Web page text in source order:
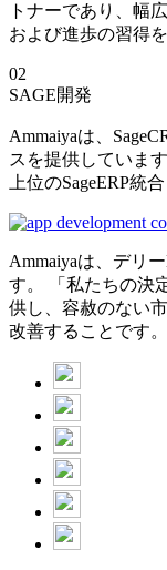
トナーであり、幅
および進歩の習得
02
SAGE開発
Ammaiyaは、
スを提供していま
上位のSageERP統
Ammaiyaは、デリ
す。 「私たちの決
供し、容赦のない
改善することです。